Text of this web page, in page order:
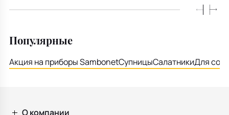
Популярные
Акция на приборы SambonetСупницыСалатникиДля
О компании